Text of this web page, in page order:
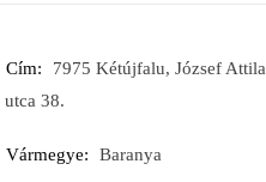
Cím
7975 Kétújfalu, József Attila
utca 38.
Vármegye Baranya